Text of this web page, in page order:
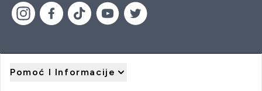
Pomoć I Informacije